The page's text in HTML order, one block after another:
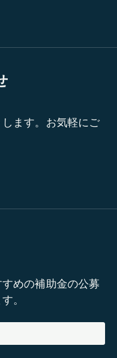
ます。お気軽にご
めの補助金の公募
。